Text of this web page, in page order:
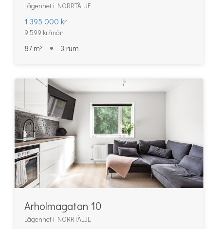
Lägenhet i NORRTÄLJE
1 395 000 kr
9 599 kr/mån
87 m² 3 rum
Arholmagatan 10
Lägenhet i NORRTÄLJE